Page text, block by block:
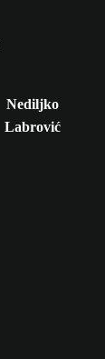
Nediljko
Labrović